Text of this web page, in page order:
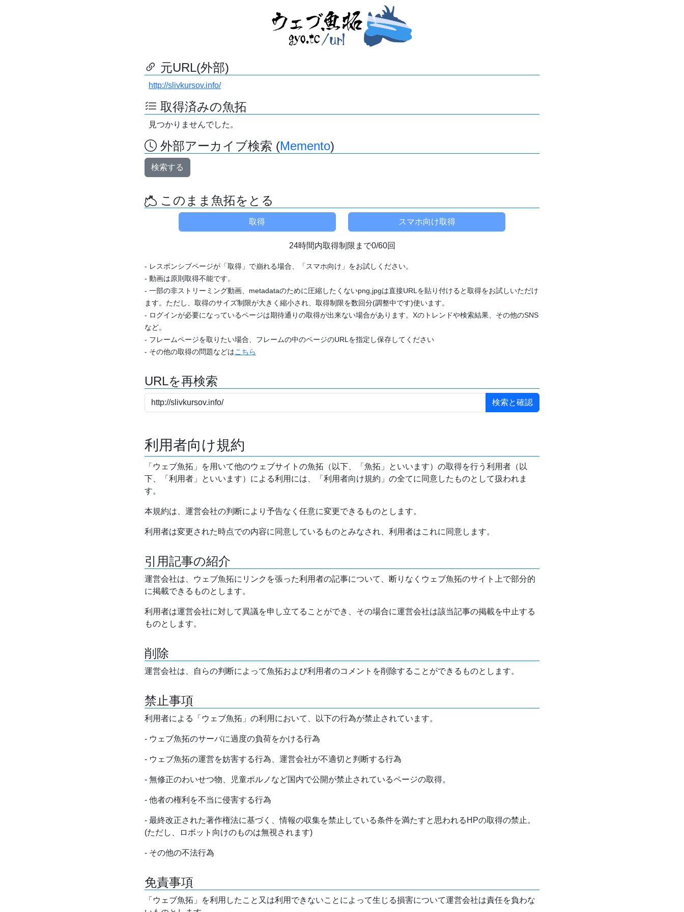
元URL(外部)
http://slivkursov.info/
取得済みの魚拓
見つかりませんでした。
外部アーカイブ検索 (Memento)
検索する
このまま魚拓をとる
24時間内取得制限まで0/60回
- レスポンシブページが「取得」で崩れる場合、「スマホ向け」をお試しください。
- 動画は原則取得不能です。
- 一部の非ストリーミング動画、metadataのために圧縮したくないpng,jpgは直接URLを貼り付けると取得をお試しいただけ
ます。ただし、取得のサイズ制限が大きく縮小され、取得制限を数回分(調整中です)使います。
- ログインが必要になっているページは期待通りの取得が出来ない場合があります。Xのトレンドや検索結果、その他のSNS
など。
- フレームページを取りたい場合、フレームの中のページのURLを指定し保存してください
- その他の取得の問題などはこちら
URLを再検索
利用者向け規約
「ウェブ魚拓」を用いて他のウェブサイトの魚拓（以下、「魚拓」といいます）の取得を行う利用者（以
下、「利用者」といいます）による利用には、「利用者向け規約」の全てに同意したものとして扱われま
す。
本規約は、運営会社の判断により予告なく任意に変更できるものとします。
利用者は変更された時点での内容に同意しているものとみなされ、利用者はこれに同意します。
引用記事の紹介
運営会社は、ウェブ魚拓にリンクを張った利用者の記事について、断りなくウェブ魚拓のサイト上で部分的
に掲載できるものとします。
利用者は運営会社に対して異議を申し立てることができ、その場合に運営会社は該当記事の掲載を中止する
ものとします。
削除
運営会社は、自らの判断によって魚拓および利用者のコメントを削除することができるものとします。
禁止事項
利用者による「ウェブ魚拓」の利用において、以下の行為が禁止されています。
- ウェブ魚拓のサーバに過度の負荷をかける行為
- ウェブ魚拓の運営を妨害する行為、運営会社が不適切と判断する行為
- 無修正のわいせつ物、児童ポルノなど国内で公開が禁止されているページの取得。
- 他者の権利を不当に侵害する行為
- 最終改正された著作権法に基づく、情報の収集を禁止している条件を満たすと思われるHPの取得の禁止。
(ただし、ロボット向けのものは無視されます)
- その他の不法行為
免責事項
「ウェブ魚拓」を利用したこと又は利用できないことによって生じる損害について運営会社は責任を負わな